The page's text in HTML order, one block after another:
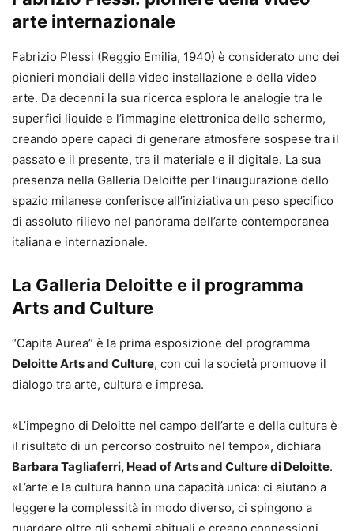
arte internazionale
Fabrizio Plessi (Reggio Emilia, 1940) è considerato uno dei
pionieri mondiali della video installazione e della video
arte. Da decenni la sua ricerca esplora le analogie tra le
superfici liquide e l’immagine elettronica dello schermo,
creando opere capaci di generare atmosfere sospese tra il
passato e il presente, tra il materiale e il digitale. La sua
presenza nella Galleria Deloitte per l’inaugurazione dello
spazio milanese conferisce all’iniziativa un peso specifico
di assoluto rilievo nel panorama dell’arte contemporanea
italiana e internazionale.
La Galleria Deloitte e il programma
Arts and Culture
“Capita Aurea” è la prima esposizione del programma
Deloitte Arts and Culture, con cui la società promuove il
dialogo tra arte, cultura e impresa.
«L’impegno di Deloitte nel campo dell’arte e della cultura è
il risultato di un percorso costruito nel tempo», dichiara
Barbara Tagliaferri, Head of Arts and Culture di Deloitte.
«L’arte e la cultura hanno una capacità unica: ci aiutano a
leggere la complessità in modo diverso, ci spingono a